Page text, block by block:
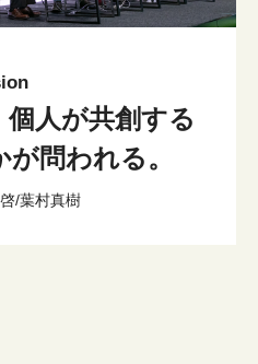
人が共創する
問われる。
/葉村真樹